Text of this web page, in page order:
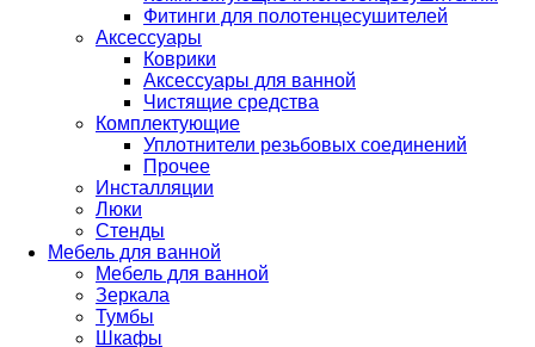
Фитинги для полотенцесушителей
Аксессуары
Коврики
Аксессуары для ванной
Чистящие средства
Комплектующие
Уплотнители резьбовых соединений
Прочее
Инсталляции
Люки
Стенды
Мебель для ванной
Мебель для ванной
Зеркала
Тумбы
Шкафы